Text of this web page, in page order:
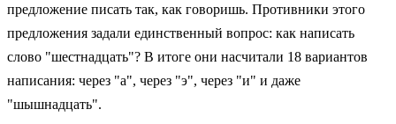
предложение писать так, как говоришь. Противники этого
предложения задали единственный вопрос: как написать
слово "шестнадцать"? В итоге они насчитали 18 вариантов
написания: через "а", через "э", через "и" и даже
"шышнадцать".